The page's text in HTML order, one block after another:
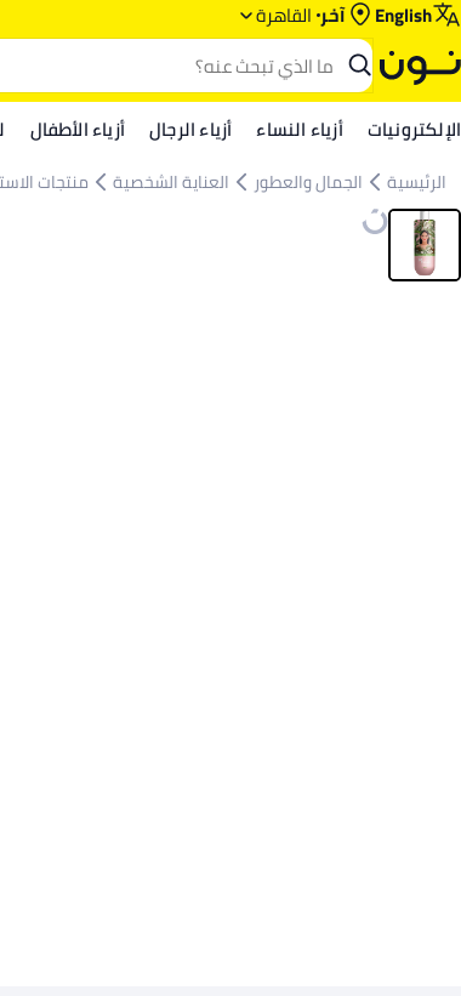
English آخر القاهرة
الإلكترونيات أزياء النساء أزياء الرجال أزياء الأطفال
الرئيسية الجمال والعطور العناية الشخصية منتجات